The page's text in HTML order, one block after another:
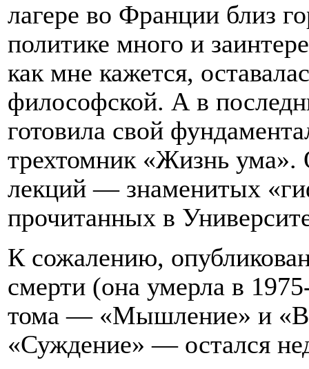
лагере во Франции близ
политике много и
как мне кажется,
философской. А в
готовила свой
трехтомник «Жизнь ума».
лекций — знаменитых
прочитанных в
К сожалению,
смерти (она умерла в
тома — «Мышление» и
«Суждение» — остался